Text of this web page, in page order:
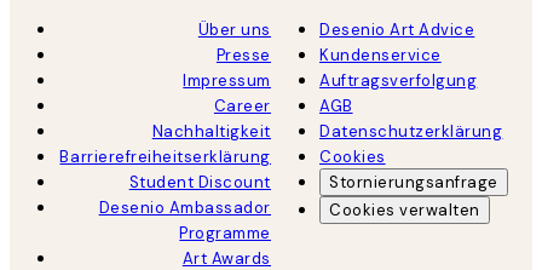
Über uns
Presse
Impressum
Career
Nachhaltigkeit
Barrierefreiheitserklärung
Student Discount
Desenio Ambassador
Programme
Art Awards
Desenio Art Advice
Kundenservice
Auftragsverfolgung
AGB
Datenschutzerklärung
Cookies
Stornierungsanfrage
Cookies verwalten